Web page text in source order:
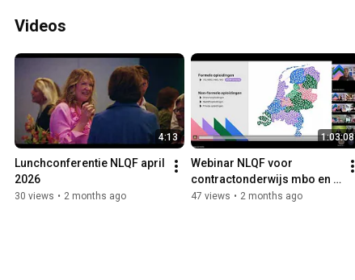
Videos
4:13
Lunchconferentie NLQF april
2026
30 views • 2 months ago
1:03:08
Webinar NLQF voor
contractonderwijs mbo en
ho 07052026
47 views • 2 months ago